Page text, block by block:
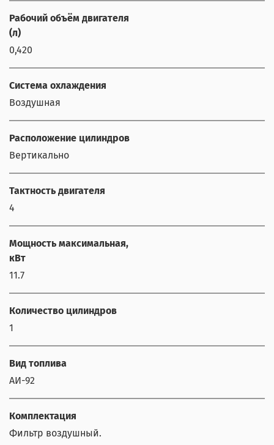
Рабочий объём двигателя
(л)
0,420
Система охлаждения
Воздушная
Расположение цилиндров
Вертикально
Тактность двигателя
4
Мощность максимальная,
кВт
11.7
Количество цилиндров
1
Вид топлива
АИ-92
Комплектация
Фильтр воздушный.